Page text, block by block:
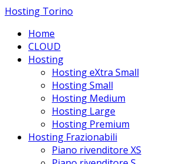
Hosting Torino
Home
CLOUD
Hosting
Hosting eXtra Small
Hosting Small
Hosting Medium
Hosting Large
Hosting Premium
Hosting Frazionabili
Piano rivenditore XS